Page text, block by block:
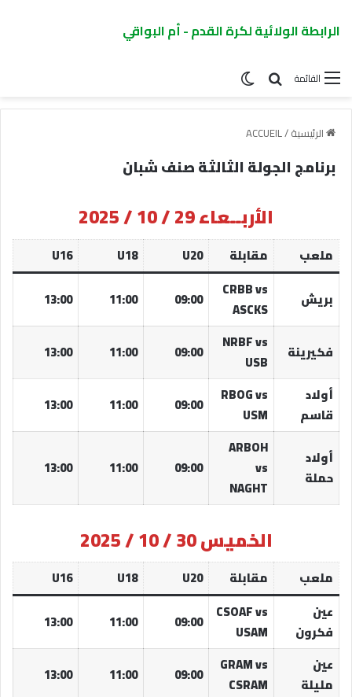
الرابطة الولائية لكرة القدم - أم البواقي
القائمة
الرئيسية/
ACCUEIL
برنامج الجولة الثالثة صنف شبان
الأربــعاء 29 / 10 / 2025
ملعب مقابلة U20
U18
U16
بريش
CRBB vs
ASCKS
09:00
11:00
13:00
فكيرينة
NRBF vs
USB
09:00
11:00
13:00
أولاد
قاسم
RBOG vs
USM
09:00
11:00
13:00
أولاد
حملة
ARBOH
vs
NAGHT
09:00
11:00
13:00
الخميس 30 / 10 / 2025
ملعب مقابلة U20
U18
U16
عين
فكرون
CSOAF vs
USAM
09:00
11:00
13:00
عين
مليلة
GRAM vs
CSRAM
09:00
11:00
13:00